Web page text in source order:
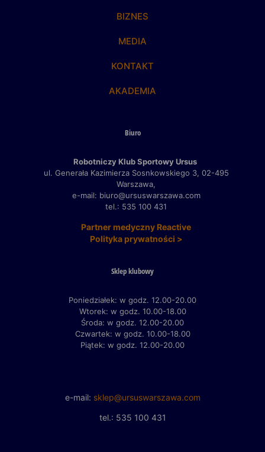
BIZNES
MEDIA
KONTAKT
AKADEMIA
Biuro
Robotniczy Klub Sportowy Ursus
ul. Generała Kazimierza Sosnkowskiego 3, 02-495
Warszawa,
e-mail: biuro@ursuswarszawa.com
tel.: 535 100 431
Partner medyczny Reactive
Polityka prywatności >
Sklep klubowy
Poniedziałek: w godz. 12.00-20.00
Wtorek: w godz. 10.00-18.00
Środa: w godz. 12.00-20.00
Czwartek: w godz. 10.00-18.00
Piątek: w godz. 12.00-20.00
e-mail: sklep@ursuswarszawa.com
tel.: 535 100 431